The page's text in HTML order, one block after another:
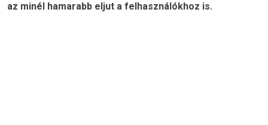
az minél hamarabb eljut a felhasználókhoz is.